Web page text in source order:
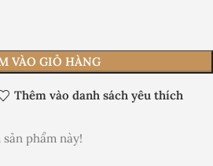
VÀO GIỎ HÀNG
Thêm vào danh sách yêu thích
phẩm này!